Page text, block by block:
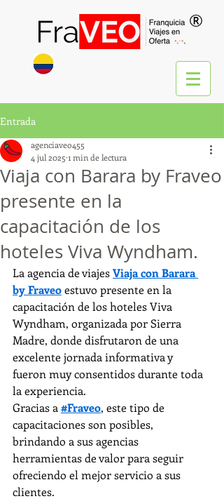
®
Entrada
Viaja con Barara by Fraveo
presente en la
capacitación de los
hoteles Viva Wyndham.
agenciaveo455
4 jul 2025 1 min de lectura
La agencia de viajes Viaja con Barara
by Fraveo estuvo presente en la
capacitación de los hoteles Viva
Wyndham, organizada por Sierra
Madre, donde disfrutaron de una
excelente jornada informativa y
fueron muy consentidos durante toda
la experiencia.
Gracias a #Fraveo, este tipo de
capacitaciones son posibles,
brindando a sus agencias
herramientas de valor para seguir
ofreciendo el mejor servicio a sus
clientes.